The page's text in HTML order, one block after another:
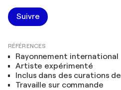
Suivre
RÉFÉRENCES
Rayonnement international
Artiste expérimenté
Inclus dans des curations
Travaille sur commande